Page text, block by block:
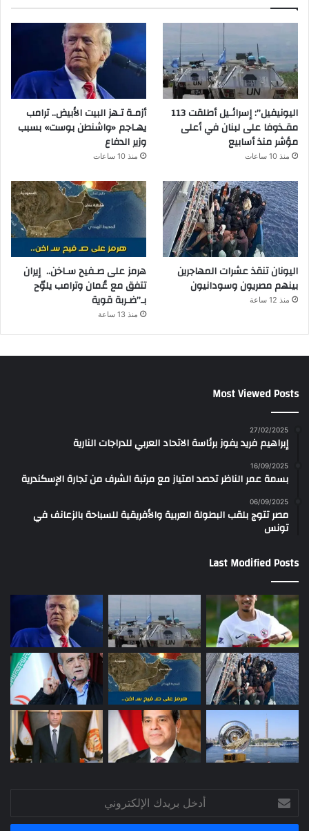
اليونيفيل”: إسرائـيل أطلقت 113
مقـذوفا على لبنان في أعلى
مؤشر منذ أسابيع
منذ 10 ساعات
أزمـة تـهز البيت الأبيض.. ترامب
يهـاجم «واشنطن بوست» بسبب
وزير الدفاع
منذ 10 ساعات
اليونان تنقذ عشرات المهاجرين
بينهم مصريون وسودانيون
منذ 12 ساعة
هرمز على صـفيح سـاخن.. إيران
تتفق مع عُمان وترامب يلوّح
بـ”ضـربة قوية
منذ 13 ساعة
Most Viewed Posts
27/02/2025
إبراهيم فريد يفوز برئاسة الاتحاد العربي للدراجات النارية
16/09/2025
بسمة عمر الناظر تحصد امتياز مع مرتبة الشرف من تجارة الإسكندرية
06/09/2025
مصر تتوج بلقب البطولة العربية والأفريقية للسباحة بالزعانف في
تونس
Last Modified Posts
بريدك
الإلكتروني